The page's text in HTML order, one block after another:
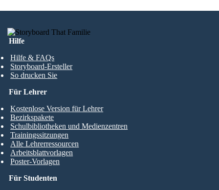
Hilfe
Hilfe & FAQs
Storyboard-Ersteller
So drucken Sie
Für Studenten
Für Lehrer
Kostenlose Version für Lehrer
Bezirkspakete
Schulbibliotheken und Medienzentren
Trainingssitzungen
Alle Lehrerressourcen
Arbeitsblattvorlagen
Poster-Vorlagen